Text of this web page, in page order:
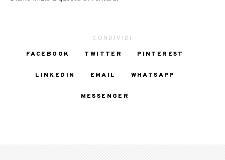
CONDIVIDI
FACEBOOK
TWITTER PINTEREST
LINKEDIN EMAIL WHATSAPP
MESSENGER